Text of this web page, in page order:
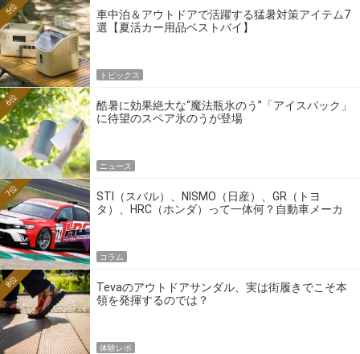
車中泊＆アウトドアで活躍する猛暑対策アイテム7
選【夏活カー用品ベストバイ】
5位
トピックス
酷暑に効果絶大な“魔法瓶氷のう”「アイスパック」
に待望のスペア氷のうが登場
6位
ニュース
STI（スバル）、NISMO（日産）、GR（トヨ
タ）、HRC（ホンダ）って一体何？自動車メーカ
7位
コラム
Tevaのアウトドアサンダル、実は街履きでこそ本
領を発揮するのでは？
8位
体験レポ